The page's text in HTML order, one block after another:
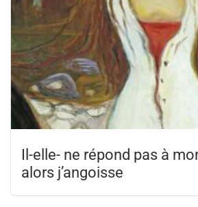
Il-elle- ne répond pas à
alors j’angoisse